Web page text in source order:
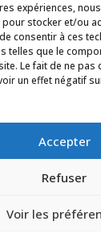
expériences,
stocker et/ou
consentir à ces
telles que le
Le fait de ne
un effet négatif
Accepter
Refuser
Voir les